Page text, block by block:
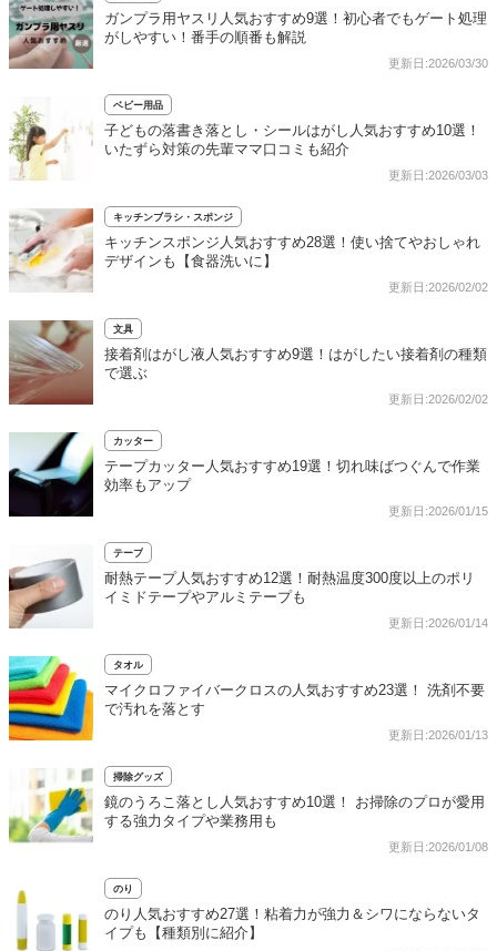
ガンプラ用ヤスリ人気おすすめ9選！初心者でもゲート処理
がしやすい！番手の順番も解説
更新日:2026/03/30
ベビー用品
子どもの落書き落とし・シールはがし人気おすすめ10選！
いたずら対策の先輩ママ口コミも紹介
更新日:2026/03/03
キッチンブラシ・スポンジ
キッチンスポンジ人気おすすめ28選！使い捨てやおしゃれ
デザインも【食器洗いに】
更新日:2026/02/02
文具
接着剤はがし液人気おすすめ9選！はがしたい接着剤の種類
で選ぶ
更新日:2026/02/02
カッター
テープカッター人気おすすめ19選！切れ味ばつぐんで作業
効率もアップ
更新日:2026/01/15
テープ
耐熱テープ人気おすすめ12選！耐熱温度300度以上のポリ
イミドテープやアルミテープも
更新日:2026/01/14
タオル
マイクロファイバークロスの人気おすすめ23選！ 洗剤不要
で汚れを落とす
更新日:2026/01/13
掃除グッズ
鏡のうろこ落とし人気おすすめ10選！ お掃除のプロが愛用
する強力タイプや業務用も
更新日:2026/01/08
のり
のり人気おすすめ27選！粘着力が強力＆シワにならないタ
イプも【種類別に紹介】